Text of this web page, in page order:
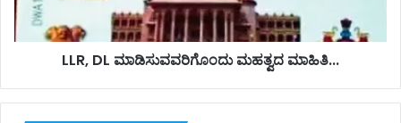
ಬಾ
ಲ
ಸಾ
ಡಿ
ಸು
LLR, DL ಮಾಡಿಸುವವರಿಗೊಂದು ಮಹತ್ವದ ಮಾಹಿತಿ...